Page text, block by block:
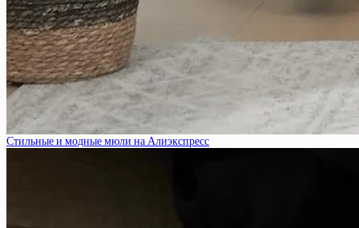
Стильные и модные мюли на Алиэкспресс